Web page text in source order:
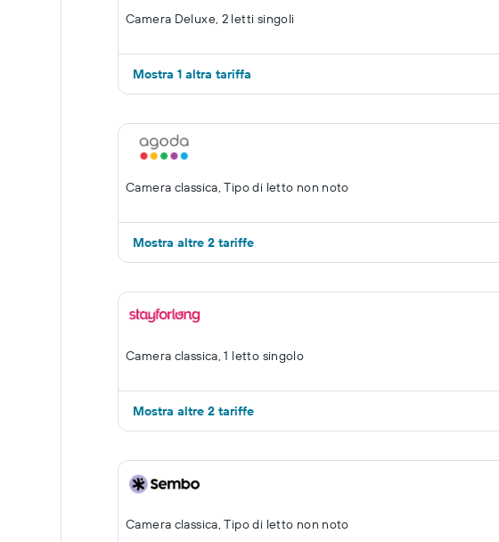
Camera Deluxe, 2 letti singoli
Mostra 1 altra tariffa
Camera classica, Tipo di letto non noto
Mostra altre 2 tariffe
Camera classica, 1 letto singolo
Mostra altre 2 tariffe
Camera classica, Tipo di letto non noto